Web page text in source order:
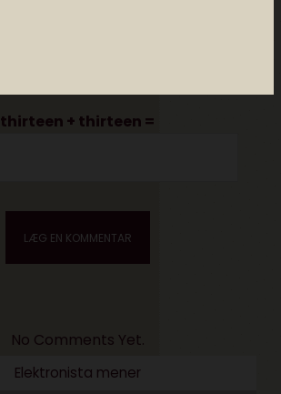
thirteen + thirteen =
No Comments Yet.
Elektronista mener